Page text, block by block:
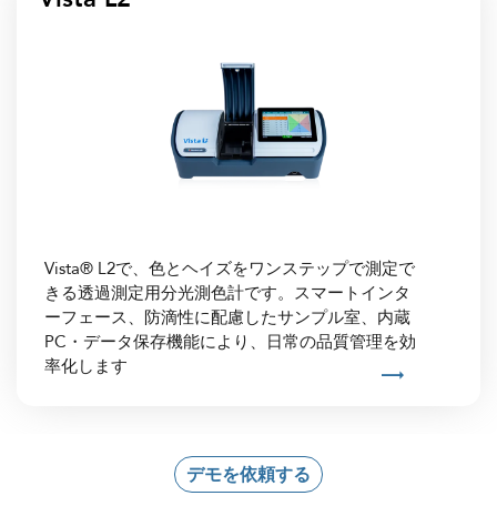
Vista® L2で、色とヘイズをワンステップで測定で
きる透過測定用分光測色計です。スマートインタ
ーフェース、防滴性に配慮したサンプル室、内蔵
PC・データ保存機能により、日常の品質管理を効
率化します
デモを依頼する